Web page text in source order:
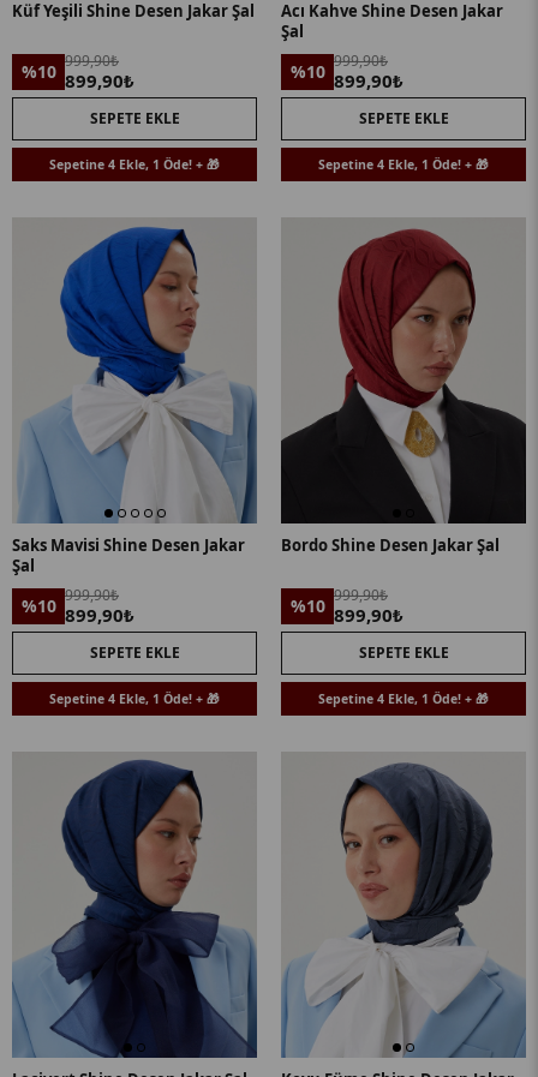
Küf Yeşili Shine Desen Jakar Şal
%10 999,90₺
899,90₺
SEPETE EKLE
Sepetine 4 Ekle, 1 Öde! + 🎁
Acı Kahve Shine Desen Jakar
Şal
%10 999,90₺
899,90₺
SEPETE EKLE
Sepetine 4 Ekle, 1 Öde! + 🎁
Saks Mavisi Shine Desen Jakar
Şal
%10 999,90₺
899,90₺
SEPETE EKLE
Sepetine 4 Ekle, 1 Öde! + 🎁
Bordo Shine Desen Jakar Şal
%10 999,90₺
899,90₺
SEPETE EKLE
Sepetine 4 Ekle, 1 Öde! + 🎁